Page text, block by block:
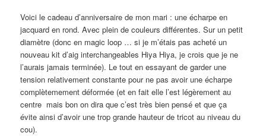
Voici le cadeau d’anniversaire de mon mari : une écharpe en
jacquard en rond. Avec plein de couleurs différentes. Sur un petit
diamètre (donc en magic loop … si je m’étais pas acheté un
nouveau kit d’aig interchangeables Hiya Hiya, je crois que je ne
l’aurais jamais terminée). Le tout en essayant de garder une
tension relativement constante pour ne pas avoir une écharpe
complètemement déformée (et en fait elle l’est légèrement au
centre mais bon on dira que c’est très bien pensé et que ça
évite ainsi d’avoir une trop grande hauteur de tricot au niveau du
cou).